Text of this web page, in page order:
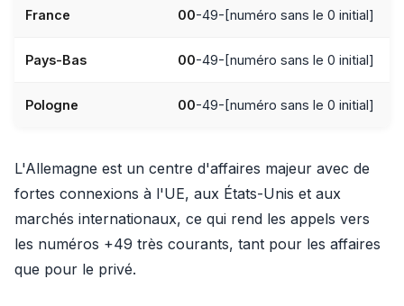
France 00-49-[numéro sans le 0 initial]
Pays-Bas 00-49-[numéro sans le 0 initial]
Pologne 00-49-[numéro sans le 0 initial]
L'Allemagne est un centre d'affaires majeur avec de
fortes connexions à l'UE, aux États-Unis et aux
marchés internationaux, ce qui rend les appels vers
les numéros +49 très courants, tant pour les affaires
que pour le privé.